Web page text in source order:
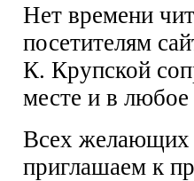
Нет времени
посетителям
К. Крупской
месте и в
Всех желающих
приглашаем к